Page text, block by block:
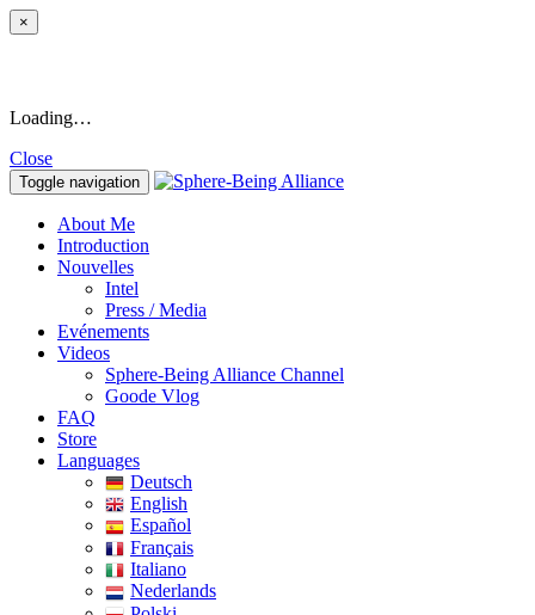
×
Loading…
Close
Toggle navigation
About Me
Introduction
Nouvelles
Intel
Press / Media
Evénements
Videos
Sphere-Being Alliance Channel
Goode Vlog
FAQ
Store
Languages
Deutsch
English
Español
Français
Italiano
Nederlands